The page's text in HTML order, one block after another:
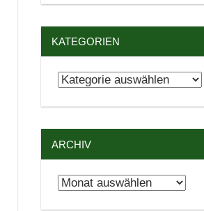
KATEGORIEN
Kategorien
ARCHIV
Archiv